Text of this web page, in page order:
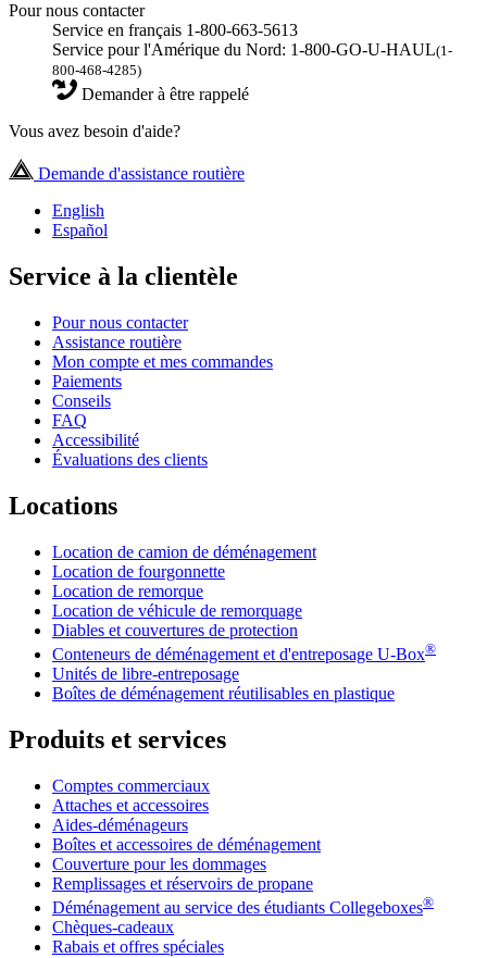
Pour nous contacter
Service en français 1-800-663-5613
Service pour l'Amérique du Nord: 1-800-GO-U-HAUL(1-
800-468-4285)
Demander à être rappelé
Vous avez besoin d'aide?
Demande d'assistance routière
English
Español
Service à la clientèle
Pour nous contacter
Assistance routière
Mon compte et mes commandes
Paiements
Conseils
FAQ
Accessibilité
Évaluations des clients
Locations
Location de camion de déménagement
Location de fourgonnette
Location de remorque
Location de véhicule de remorquage
Diables et couvertures de protection
Conteneurs de déménagement et d'entreposage U-Box®
Unités de libre-entreposage
Boîtes de déménagement réutilisables en plastique
Produits et services
Comptes commerciaux
Attaches et accessoires
Aides-déménageurs
Boîtes et accessoires de déménagement
Couverture pour les dommages
Remplissages et réservoirs de propane
Déménagement au service des étudiants Collegeboxes®
Chèques-cadeaux
Rabais et offres spéciales